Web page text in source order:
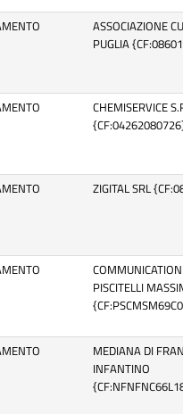
ASSOCIAZIONE
PUGLIA
CHEMISERVICE
ZIGITAL SRL
PISCITELLI
MEDIANA DI
INFANTINO